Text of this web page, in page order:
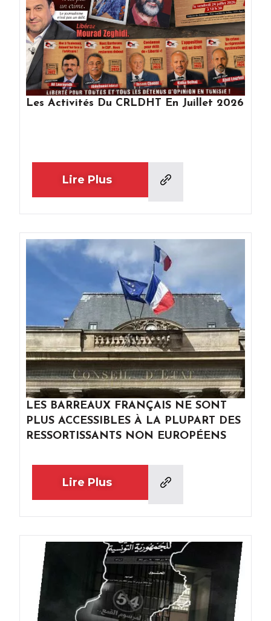
Les Activités Du CRLDHT En Juillet 2026
Lire Plus
LES BARREAUX FRANÇAIS NE SONT
PLUS ACCESSIBLES À LA PLUPART DES
RESSORTISSANTS NON EUROPÉENS
Lire Plus